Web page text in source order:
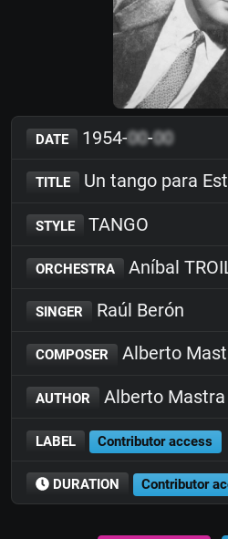
DATE 1954-00-00
TITLE Un tango para
STYLE TANGO
ORCHESTRA Aníbal
SINGER Raúl Berón
COMPOSER Alberto
AUTHOR Alberto Mastra
LABEL Contributor access
DURATION Contributor